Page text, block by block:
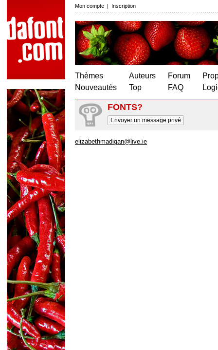
Mon compte | Inscription
Thèmes
Nouveautés
Auteurs
Top
Forum
FAQ
FONTS?
Envoyer un message privé
elizabethmadigan@live.ie